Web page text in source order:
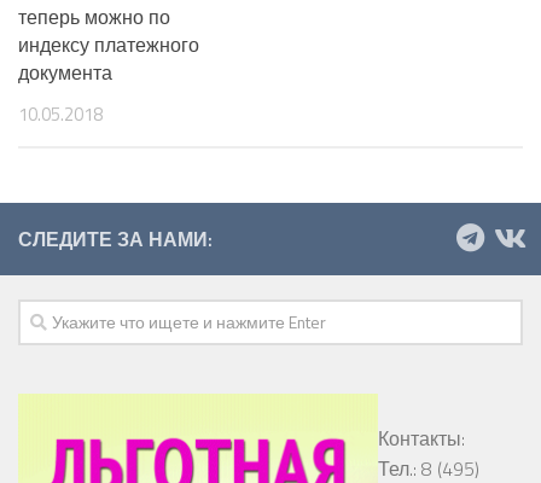
теперь можно по
индексу платежного
документа
10.05.2018
СЛЕДИТЕ ЗА НАМИ:
Контакты:
Тел.: 8 (495)